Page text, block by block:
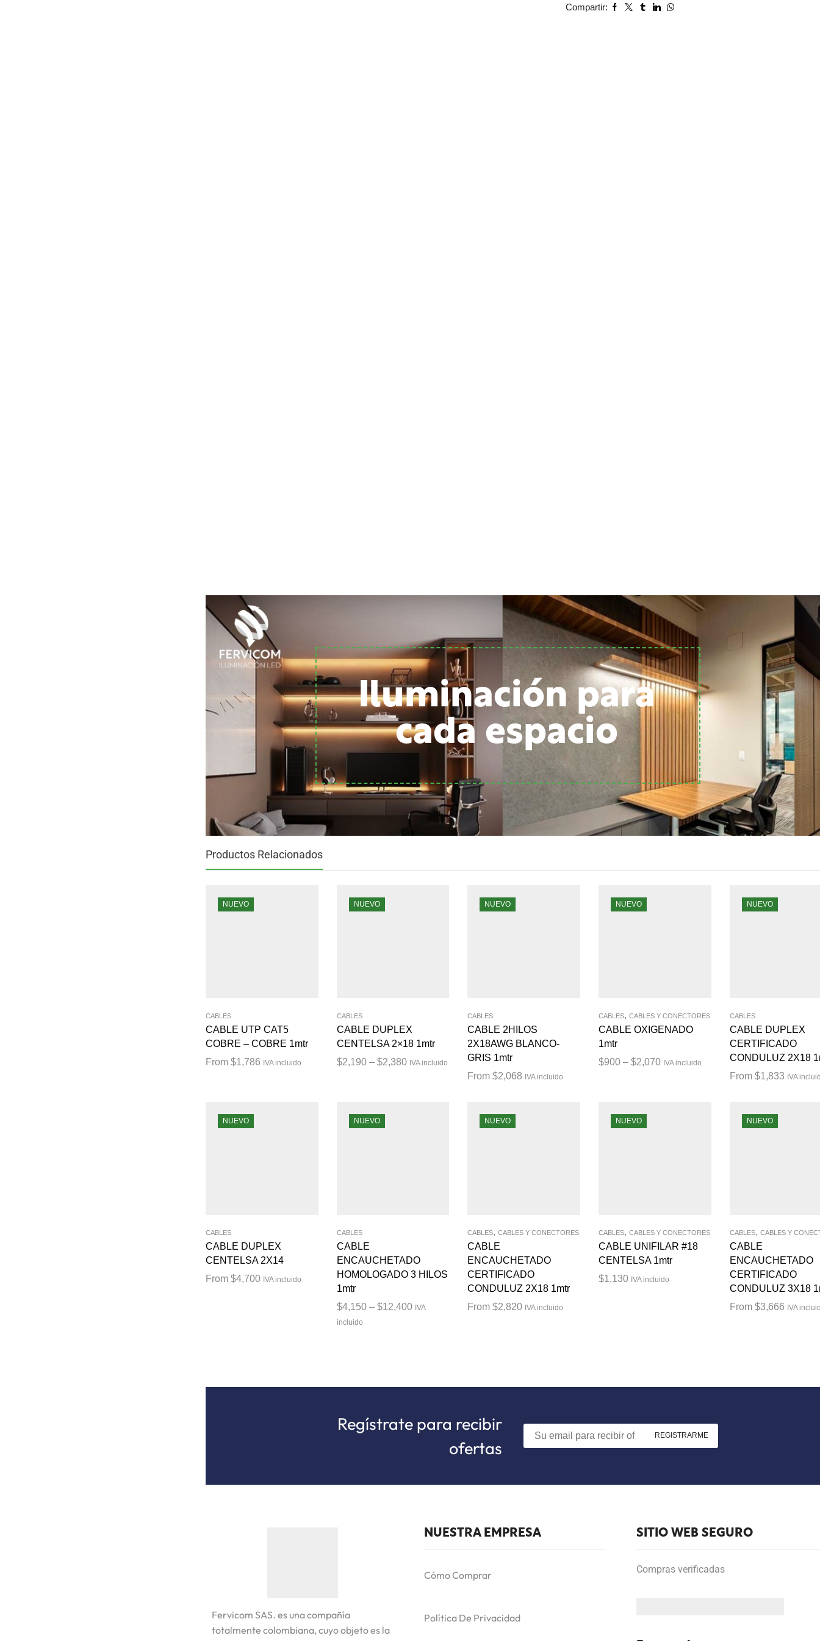
Compartir:
Iluminación para
cada espacio
Productos Relacionados
NUEVO
CABLES
CABLE UTP CAT5
COBRE – COBRE 1mtr
From$1,786 IVA incluido
NUEVO
CABLES
CABLE DUPLEX
CENTELSA 2×18 1mtr
$2,190 – $2,380 IVA incluido
NUEVO
CABLES
CABLE 2HILOS
2X18AWG BLANCO-
GRIS 1mtr
From$2,068 IVA incluido
NUEVO
CABLES,CABLES Y CONECTORES
CABLE OXIGENADO
1mtr
$900 – $2,070 IVA incluido
NUEVO
CABLES
CABLE DUPLEX
CERTIFICADO
CONDULUZ 2X18
From $1,833 IVA
NUEVO
CABLES
CABLE DUPLEX
CENTELSA 2X14
From$4,700 IVA incluido
NUEVO
CABLES
CABLE
ENCAUCHETADO
HOMOLOGADO 3 HILOS
1mtr
$4,150 – $12,400 IVA
incluido
NUEVO
CABLES,CABLES Y CONECTORES
CABLE
ENCAUCHETADO
CERTIFICADO
CONDULUZ 2X18 1mtr
From$2,820 IVA incluido
NUEVO
CABLES,CABLES Y CONECTORES
CABLE UNIFILAR #18
CENTELSA 1mtr
$1,130 IVA incluido
NUEVO
CABLES, CABLES Y
CABLE
ENCAUCHETADO
CERTIFICADO
CONDULUZ 3X18
From $3,666 IVA
Regístrate para recibir
ofertas
Fervicom SAS. es una compañía
totalmente colombiana, cuyo objeto es la
NUESTRA EMPRESA
Cómo Comprar
Política De Privacidad
SITIO WEB SEGURO
Compras verificadas